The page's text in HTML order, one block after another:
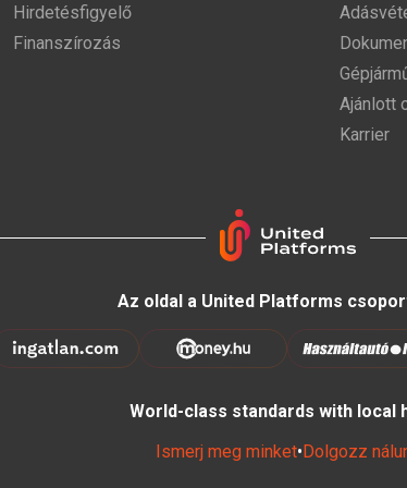
Hirdetésfigyelő
Finanszírozás
Ajánlott
Karrier
Az oldal a United Platforms
World-class standards with local
Ismerj meg minket• Dolgozz